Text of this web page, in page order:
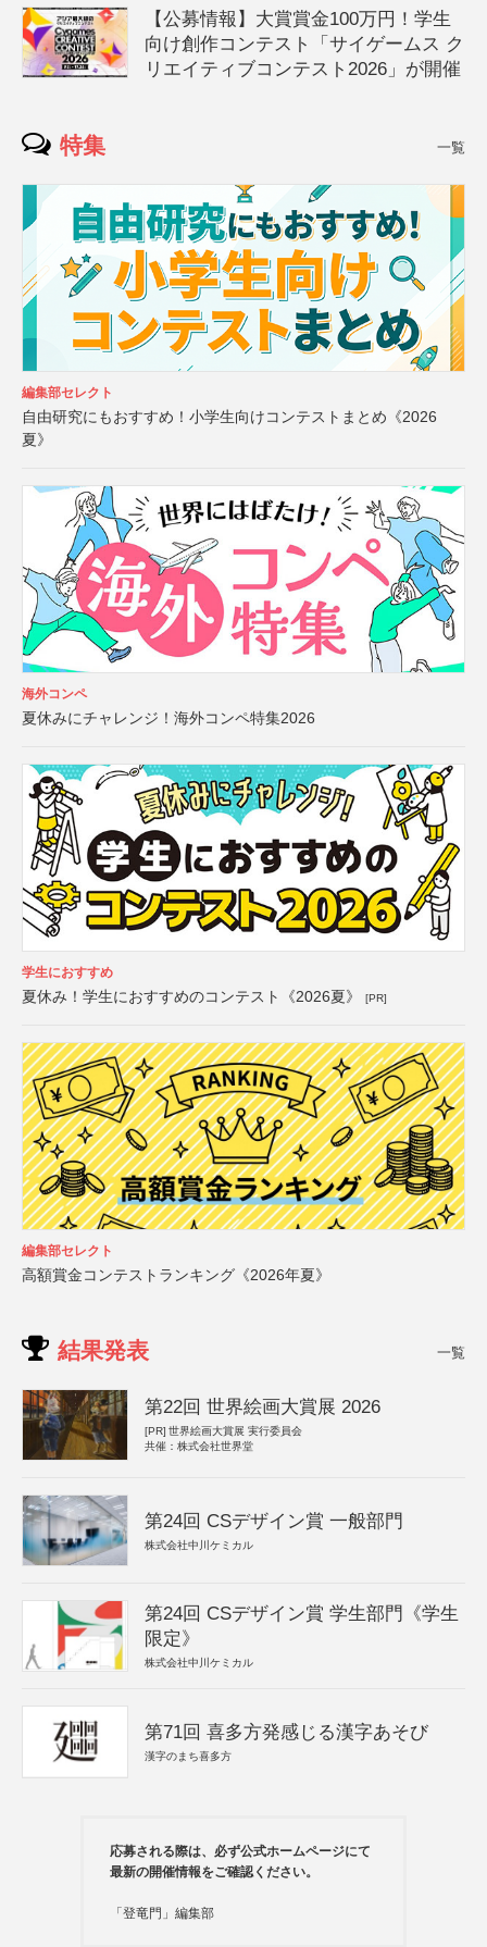
【公募情報】大賞賞金100万円！学生
向け創作コンテスト「サイゲームス ク
リエイティブコンテスト2026」が開催
特集 一覧
編集部セレクト
自由研究にもおすすめ！小学生向けコンテストまとめ《2026
夏》
海外コンペ
夏休みにチャレンジ！海外コンペ特集2026
学生におすすめ
夏休み！学生におすすめのコンテスト《2026夏》 [PR]
編集部セレクト
高額賞金コンテストランキング《2026年夏》
結果発表 一覧
第22回 世界絵画大賞展 2026
[PR] 世界絵画大賞展 実行委員会
共催：株式会社世界堂
第24回 CSデザイン賞 一般部門
株式会社中川ケミカル
第24回 CSデザイン賞 学生部門《学生
限定》
株式会社中川ケミカル
第71回 喜多方発感じる漢字あそび
漢字のまち喜多方
応募される際は、必ず公式ホームページにて
最新の開催情報をご確認ください。
「登竜門」編集部